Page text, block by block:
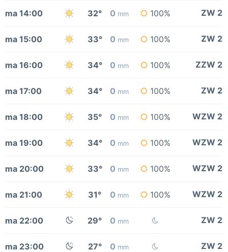
ma 14:00 32° 0 mm 100% ZW 2
ma 15:00 33° 0 mm 100% ZW 2
ma 16:00 34° 0 mm 100% ZZW 2
ma 17:00 34° 0 mm 100% ZW 2
ma 18:00 35° 0 mm 100% WZW 2
ma 19:00 34° 0 mm 100% WZW 2
ma 20:00 33° 0 mm 100% WZW 2
ma 21:00 31° 0 mm 100% WZW 2
ma 22:00 29° 0 mm ZW 2
ma 23:00 27° 0 mm ZW 2